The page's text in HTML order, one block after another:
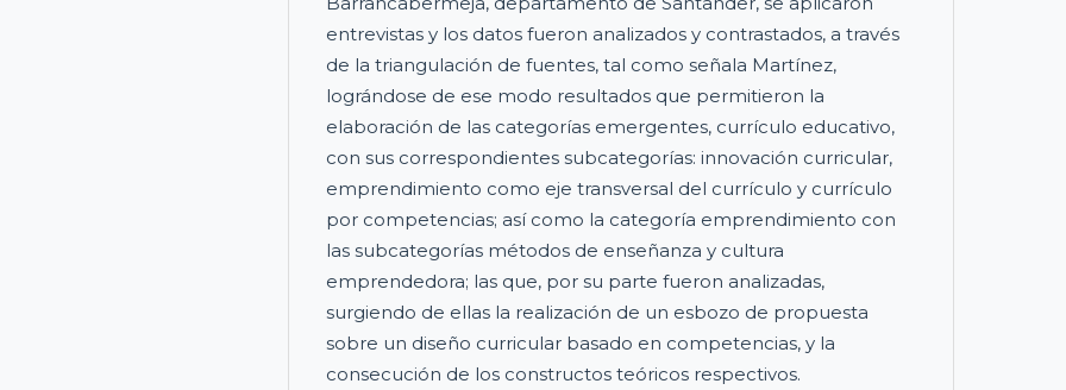
entrevistas y los datos fueron analizados y contrastados, a través
de la triangulación de fuentes, tal como señala Martínez,
lográndose de ese modo resultados que permitieron la
elaboración de las categorías emergentes, currículo educativo,
con sus correspondientes subcategorías: innovación curricular,
emprendimiento como eje transversal del currículo y currículo
por competencias; así como la categoría emprendimiento con
las subcategorías métodos de enseñanza y cultura
emprendedora; las que, por su parte fueron analizadas,
surgiendo de ellas la realización de un esbozo de propuesta
sobre un diseño curricular basado en competencias, y la
consecución de los constructos teóricos respectivos.